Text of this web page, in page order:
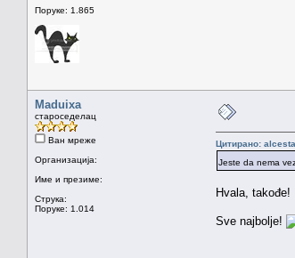
Поруке: 1.865
Maduixa
староседелац
Ван мреже
Организација:
Име и презиме:
Струка:
Поруке: 1.014
Цитирано:
Jeste da nema
Hvala, takođe!
Sve najbolje!